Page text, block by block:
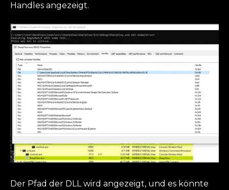
Handles angezeigt.
Der Pfad der DLL wird angezeigt, und es könnte